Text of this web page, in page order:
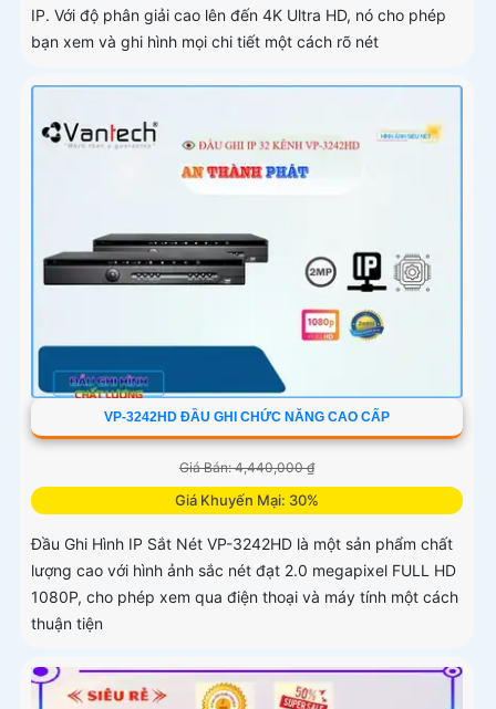
IP. Với độ phân giải cao lên đến 4K Ultra HD, nó cho phép
bạn xem và ghi hình mọi chi tiết một cách rõ nét
VP-3242HD ĐẦU GHI CHỨC NĂNG CAO CẤP
Giá Bán: 4,440,000 ₫
Giá Khuyến Mại: 30%
Đầu Ghi Hình IP Sắt Nét VP-3242HD là một sản phẩm chất
lượng cao với hình ảnh sắc nét đạt 2.0 megapixel FULL HD
1080P, cho phép xem qua điện thoại và máy tính một cách
thuận tiện